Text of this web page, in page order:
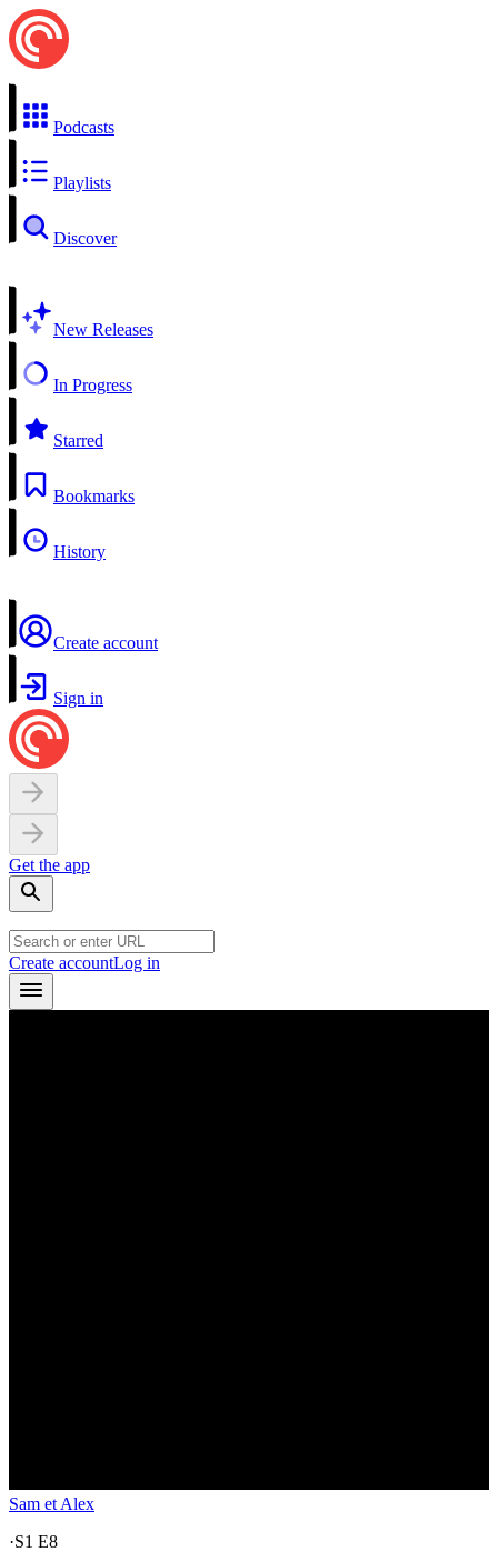
Podcasts
Playlists
Discover
New Releases
In Progress
Starred
Bookmarks
History
Create account
Sign in
Get the app
Create accountLog in
Sam et Alex
·S1 E8